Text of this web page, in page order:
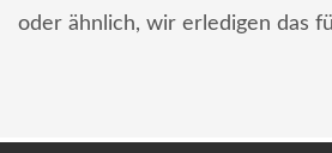
oder ähnlich, wir erledigen das